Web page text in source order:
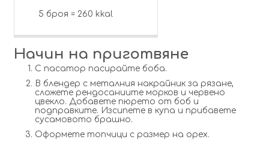
5 броя = 260 kkal
Начин на приготвяне
С пасатор пасирайте боба.
В блендер с металния накрайник за рязане,
сложете рендосаниите морков и червено
цвекло. Добавете пюрето от боб и
подправките. Изсипете в купа и прибавете
сусамовото брашно.
Оформете топчици с размер на орех.